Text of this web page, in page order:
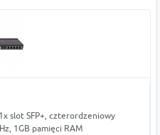
slot SFP+, czterordzeniowy
1GB pamięci RAM